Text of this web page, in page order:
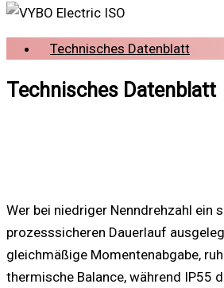
Technisches Datenblatt
Technisches Datenblatt
Wer bei niedriger Nenndrehzahl ein
prozesssicheren Dauerlauf
gleichmäßige Momentenabgabe,
thermische Balance, während IP55